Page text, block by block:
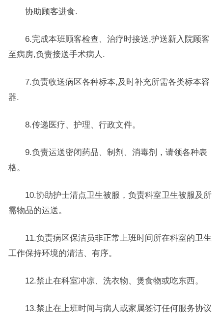
协助顾客进食.
6.完成本班顾客检查、治疗时接送,护送新入院顾客
至病房,负责接送手术病人.
7.负责收送病区各种标本,及时补充所需各类标本容
器.
8.传递医疗、护理、行政文件。
9.负责运送密闭药品、制剂、消毒剂，请领各种表
格。
10.协助护士清点卫生被服，负责科室卫生被服及所
需物品的运送。
11.负责病区保洁员非正常上班时间所在科室的卫生
工作保持环境的清洁、有序。
12.禁止在科室冲凉、洗衣物、煲食物或吃东西。
13.禁止在上班时间与病人或家属签订任何服务协议